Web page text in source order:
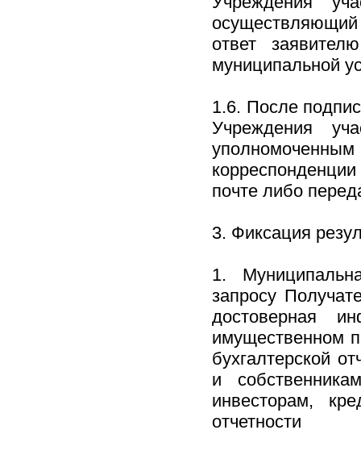
ответ
муниципальной
1.6. После
Учреждения
почте либо
3. Фиксация
1.
запросу
достоверная
имущественном
бухгалтерской
и
инвесторам,
отчетности